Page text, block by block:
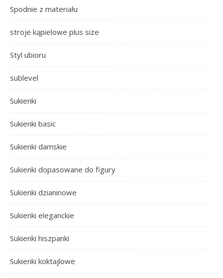
Spodnie z materiału
stroje kąpielowe plus size
Styl ubioru
sublevel
Sukienki
Sukienki basic
Sukienki damskie
Sukienki dopasowane do figury
Sukienki dzianinowe
Sukienki eleganckie
Sukienki hiszpanki
Sukienki koktajlowe